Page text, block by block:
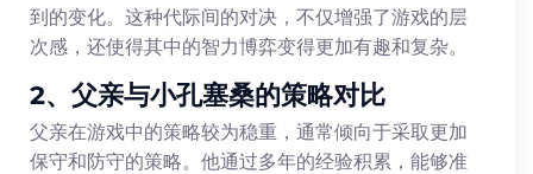
到的变化。这种代际间的对决，不仅增强了游戏的层
次感，还使得其中的智力博弈变得更加有趣和复杂。
2、父亲与小孔塞桑的策略对比
父亲在游戏中的策略较为稳重，通常倾向于采取更加
保守和防守的策略。他通过多年的经验积累，能够准